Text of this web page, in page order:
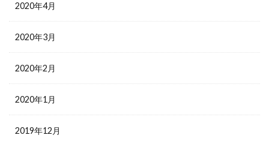
2020年4月
2020年3月
2020年2月
2020年1月
2019年12月